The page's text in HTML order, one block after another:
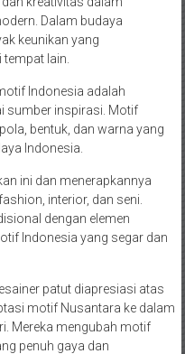
Dalam budaya
keunikan yang
lain.
Indonesia adalah
sumber inspirasi. Motif
bentuk, dan warna yang
Indonesia.
ini dan menerapkannya
interior, dan seni.
dengan elemen
Indonesia yang segar dan
patut diapresiasi atas
motif Nusantara ke dalam
Mereka mengubah motif
penuh gaya dan